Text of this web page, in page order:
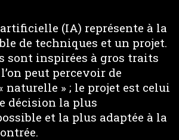
(IA) représente à la
de techniques et un projet.
sont inspirées à gros traits
peut percevoir de
naturelle » ; le projet est celui
décision la plus
et la plus adaptée à la